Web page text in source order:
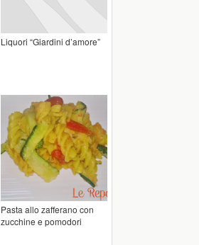
Liquori “Giardini d’amore”
Pasta allo zafferano con
zucchine e pomodori